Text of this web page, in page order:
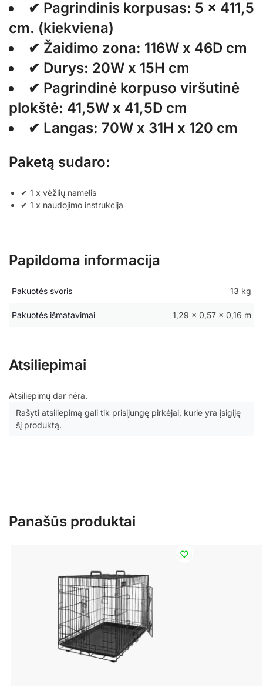
✔ Pagrindinis korpusas: 5 x 411,5
cm. (kiekviena)
✔ Žaidimo zona: 116W x 46D cm
✔ Durys: 20W x 15H cm
✔ Pagrindinė korpuso viršutinė
plokštė: 41,5W x 41,5D cm
✔ Langas: 70W x 31H x 120 cm
Paketą sudaro:
✔ 1 x vėžlių namelis
✔ 1 x naudojimo instrukcija
Papildoma informacija
Pakuotės svoris 13 kg
Pakuotės išmatavimai 1,29 × 0,57 × 0,16 m
Atsiliepimai
Atsiliepimų dar nėra.
Rašyti atsiliepimą gali tik prisijungę pirkėjai, kurie yra įsigiję
šį produktą.
Panašūs produktai